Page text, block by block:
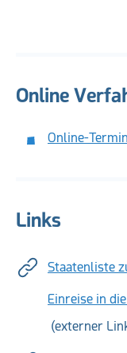
Online
Online-
Links
Staatenliste
Einreise in
(externer